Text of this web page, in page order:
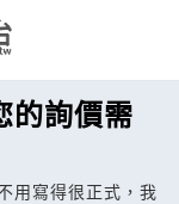
的詢價需
用寫得很正式，我